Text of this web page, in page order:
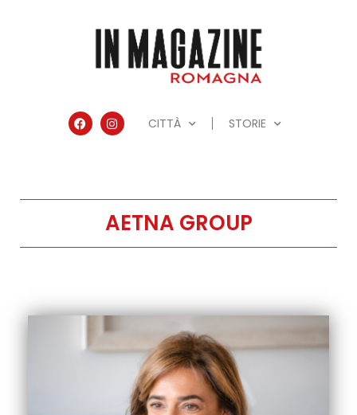
CITTÀ STORIE
AETNA GROUP